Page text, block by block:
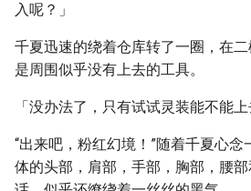
入呢？」
千夏迅速的绕着仓库转了一圈，在
是周围似乎没有上去的工具。
「没办法了，只有试试灵装能不能上
“出来吧，粉红幻境！”随着千夏心
体的头部，肩部，手部，胸部，腰